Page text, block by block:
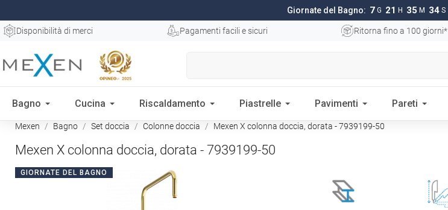
Giornate del Bagno: 7 G 21 H 35 M 33 S
Disponibilità di merci Pagamenti facili e sicuri Ritorna fino a 100 giorni*
Bagno Cucina Riscaldamento Piastrelle Pavimenti Pareti
Mexen Bagno Set doccia Colonne doccia Mexen X colonna doccia, dorata - 7939199-50
Mexen X colonna doccia, dorata - 7939199-50
GIORNATE DEL BAGNO